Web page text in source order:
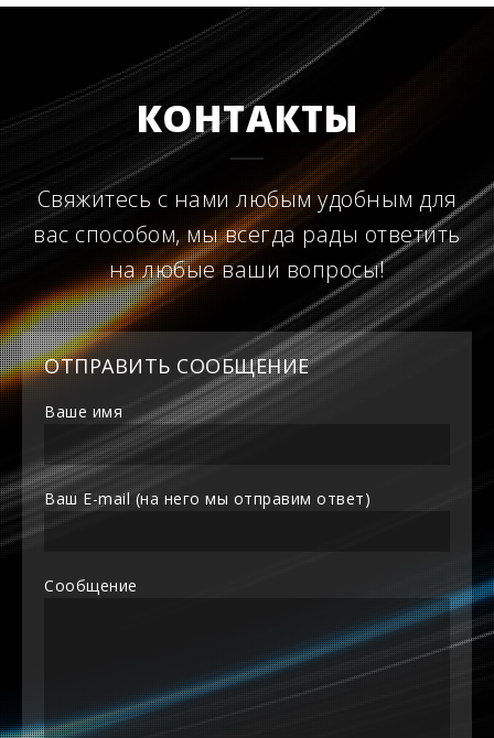
КОНТАКТЫ
Свяжитесь с нами любым удобным для
вас способом, мы всегда рады ответить
на любые ваши вопросы!
ОТПРАВИТЬ СООБЩЕНИЕ
Ваше имя
Ваш E-mail (на него мы отправим ответ)
Сообщение